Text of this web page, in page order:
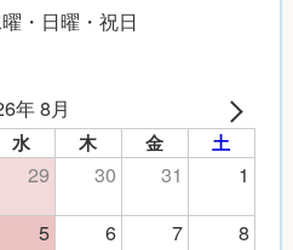
・日曜・祝日
年 8月
水 木 金 土
29 30 31
1
5 6 7
8